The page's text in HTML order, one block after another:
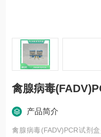
禽腺病毒
产品简介
禽腺病毒(FADV)PCR试剂